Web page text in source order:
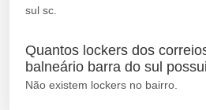
sul sc.
Quantos lockers dos
balneário barra do sul
Não existem lockers no bairro.